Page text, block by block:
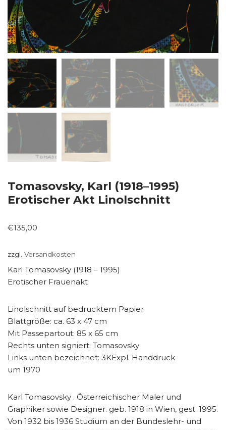
Tomasovsky, Karl (1918–1995)
Erotischer Akt Linolschnitt
€135,00
zzgl. Versandkosten
Karl Tomasovsky (1918 – 1995)
Erotischer Frauenakt
Linolschnitt auf bedrucktem Papier
Blattgröße: ca. 63 x 47 cm
Mit Passepartout: 85 x 65 cm
Rechts unten signiert: Tomasovsky
Links unten bezeichnet: 3KExpl. Handdruck
um 1970
Karl Tomasovsky . Österreichischer Maler und
Graphiker sowie Designer. geb. 1918 in Wien, gest. 1995.
Von 1932 bis 1936 Studium an der Bundeslehr- und